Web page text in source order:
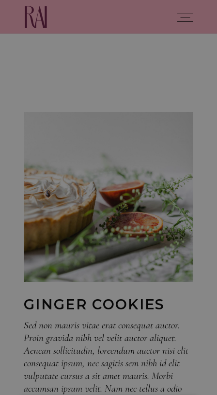
GINGER COOKIES
Sed non mauris vitae erat consequat auctor.
Proin gravida nibh vel velit auctor aliquet.
Aenean sollicitudin, loreendum auctor nisi elit
consequat ipsum, nec sagitis sem nibh id elit
vulputate cursus a sit amet mauris. Morbi
accumsan ipsum velit. Nam nec tellus a odio